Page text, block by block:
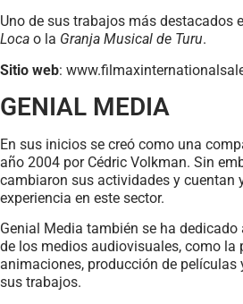
Uno de sus trabajos más destacados
Loca o la Granja Musical de Turu.
Sitio web:
GENIAL MEDIA
En sus inicios se creó como una
año 2004 por Cédric Volkman. Sin
cambiaron sus actividades y cuentan
experiencia en este sector.
Genial Media también se ha
de los medios audiovisuales, como la
animaciones, producción de películas
sus trabajos.